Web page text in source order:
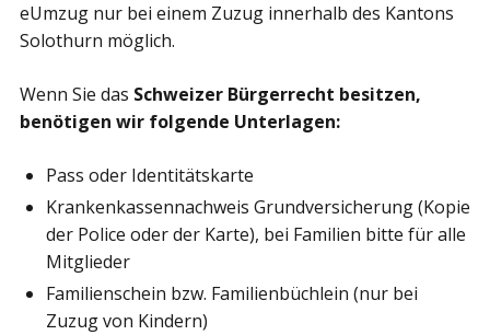
eUmzug nur bei einem Zuzug innerhalb des Kantons
Solothurn möglich.
Wenn Sie das Schweizer Bürgerrecht besitzen,
benötigen wir folgende Unterlagen:
Pass oder Identitätskarte
Krankenkassennachweis Grundversicherung (Kopie
der Police oder der Karte), bei Familien bitte für alle
Mitglieder
Familienschein bzw. Familienbüchlein (nur bei
Zuzug von Kindern)